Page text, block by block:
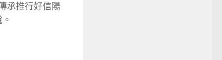
承推行好信陽